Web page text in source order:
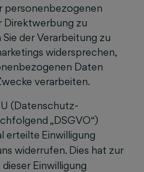
personenbezogenen
Direktwerbung zu
der Verarbeitung zu
widersprechen,
Daten
verarbeiten.
(Datenschutz-
„DSGVO“)
erteilte Einwilligung
widerrufen. Dies hat zur
Einwilligung